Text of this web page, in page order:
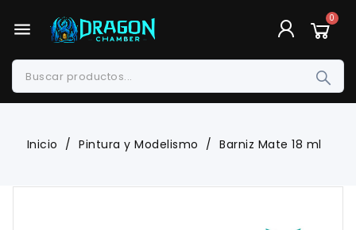
menu
Inicio Pintura y Modelismo Barniz Mate 18 ml